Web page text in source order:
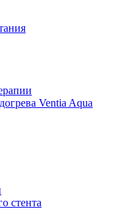
Ventia Aqua
стента